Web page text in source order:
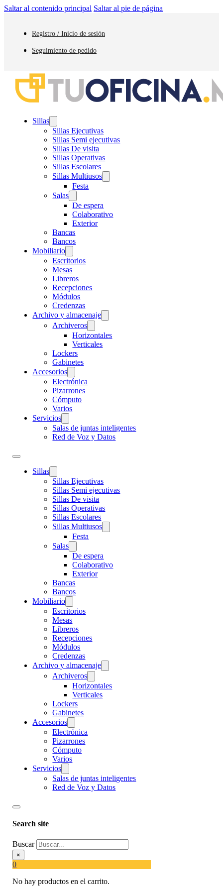
Saltar al contenido principal Saltar al pie de página
Registro / Inicio de sesión
Seguimiento de pedido
Sillas
Sillas Ejecutivas
Sillas Semi ejecutivas
Sillas De visita
Sillas Operativas
Sillas Escolares
Sillas Multiusos
Festa
Salas
De espera
Colaborativo
Exterior
Bancas
Bancos
Mobiliario
Escritorios
Mesas
Libreros
Recepciones
Módulos
Credenzas
Archivo y almacenaje
Archiveros
Horizontales
Verticales
Lockers
Gabinetes
Accesorios
Electrónica
Pizarrones
Cómputo
Varios
Servicios
Salas de juntas inteligentes
Red de Voz y Datos
Sillas
Sillas Ejecutivas
Sillas Semi ejecutivas
Sillas De visita
Sillas Operativas
Sillas Escolares
Sillas Multiusos
Festa
Salas
De espera
Colaborativo
Exterior
Bancas
Bancos
Mobiliario
Escritorios
Mesas
Libreros
Recepciones
Módulos
Credenzas
Archivo y almacenaje
Archiveros
Horizontales
Verticales
Lockers
Gabinetes
Accesorios
Electrónica
Pizarrones
Cómputo
Varios
Servicios
Salas de juntas inteligentes
Red de Voz y Datos
Search site
Buscar
×
0
No hay productos en el carrito.